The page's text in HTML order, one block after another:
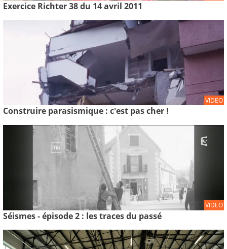
Exercice Richter 38 du 14 avril 2011
VIDEO
Construire parasismique : c'est pas cher !
VIDEO
Séismes - épisode 2 : les traces du passé